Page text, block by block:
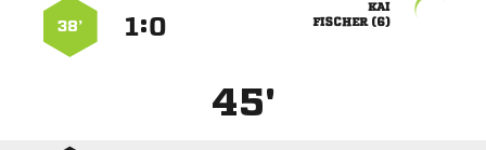

 
:
38’
45'